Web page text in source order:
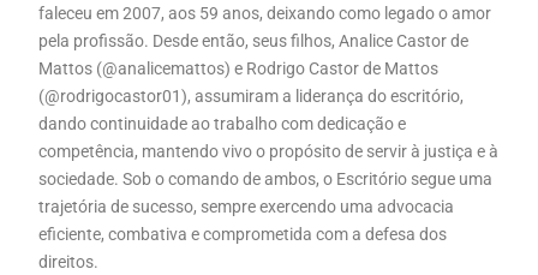
faleceu em 2007, aos 59 anos, deixando como legado o amor
pela profissão. Desde então, seus filhos, Analice Castor de
Mattos (@analicemattos) e Rodrigo Castor de Mattos
(@rodrigocastor01), assumiram a liderança do escritório,
dando continuidade ao trabalho com dedicação e
competência, mantendo vivo o propósito de servir à justiça e à
sociedade. Sob o comando de ambos, o Escritório segue uma
trajetória de sucesso, sempre exercendo uma advocacia
eficiente, combativa e comprometida com a defesa dos
direitos.